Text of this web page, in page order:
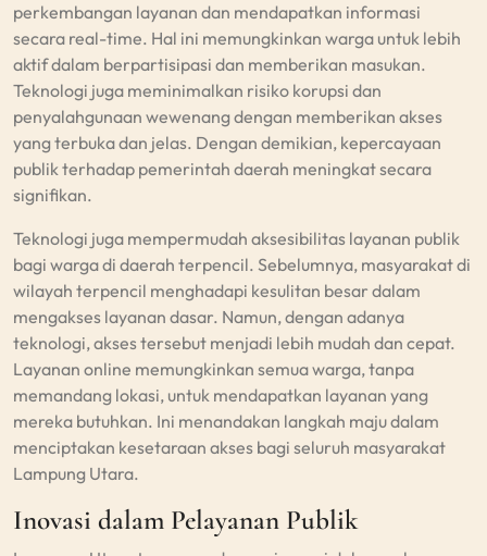
perkembangan layanan dan mendapatkan informasi
secara real-time. Hal ini memungkinkan warga untuk lebih
aktif dalam berpartisipasi dan memberikan masukan.
Teknologi juga meminimalkan risiko korupsi dan
penyalahgunaan wewenang dengan memberikan akses
yang terbuka dan jelas. Dengan demikian, kepercayaan
publik terhadap pemerintah daerah meningkat secara
signifikan.
Teknologi juga mempermudah aksesibilitas layanan publik
bagi warga di daerah terpencil. Sebelumnya, masyarakat di
wilayah terpencil menghadapi kesulitan besar dalam
mengakses layanan dasar. Namun, dengan adanya
teknologi, akses tersebut menjadi lebih mudah dan cepat.
Layanan online memungkinkan semua warga, tanpa
memandang lokasi, untuk mendapatkan layanan yang
mereka butuhkan. Ini menandakan langkah maju dalam
menciptakan kesetaraan akses bagi seluruh masyarakat
Lampung Utara.
Inovasi dalam Pelayanan Publik